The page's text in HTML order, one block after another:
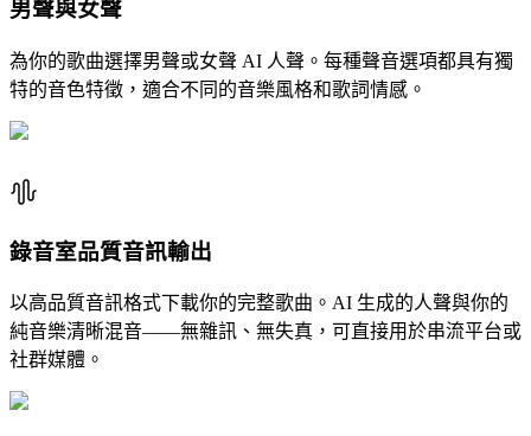
男聲與女聲
為你的歌曲選擇男聲或女聲 AI 人聲。每種聲音選項都具有獨
特的音色特徵，適合不同的音樂風格和歌詞情感。
錄音室品質音訊輸出
以高品質音訊格式下載你的完整歌曲。AI 生成的人聲與你的
純音樂清晰混音——無雜訊、無失真，可直接用於串流平台或
社群媒體。